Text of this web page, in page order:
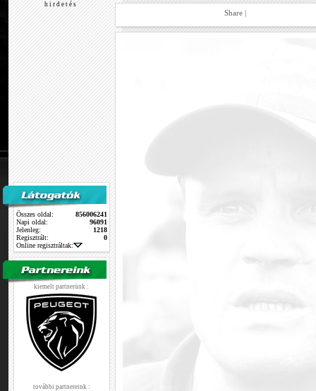
h i r d e t é s
Összes oldal:
856006241
Napi oldal:
96091
Jelenleg:
1218
Regisztrált:
0
Online regisztráltak:
kiemelt partnerünk :
további partnereink :
Share |